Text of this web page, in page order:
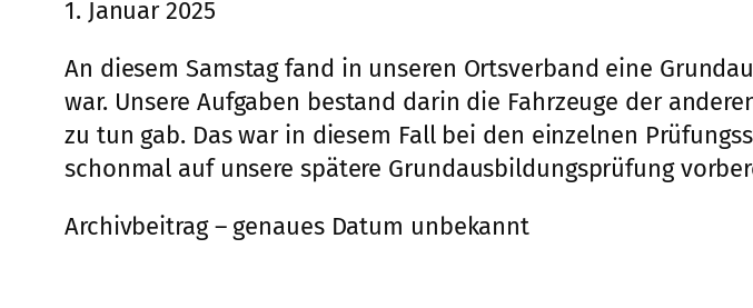
1. Januar 2025
An diesem Samstag fand in unseren Ortsverband eine
war. Unsere Aufgaben bestand darin die Fahrzeuge der
zu tun gab. Das war in diesem Fall bei den einzelnen
schonmal auf unsere spätere Grundausbildungsprüfung
Archivbeitrag – genaues Datum unbekannt